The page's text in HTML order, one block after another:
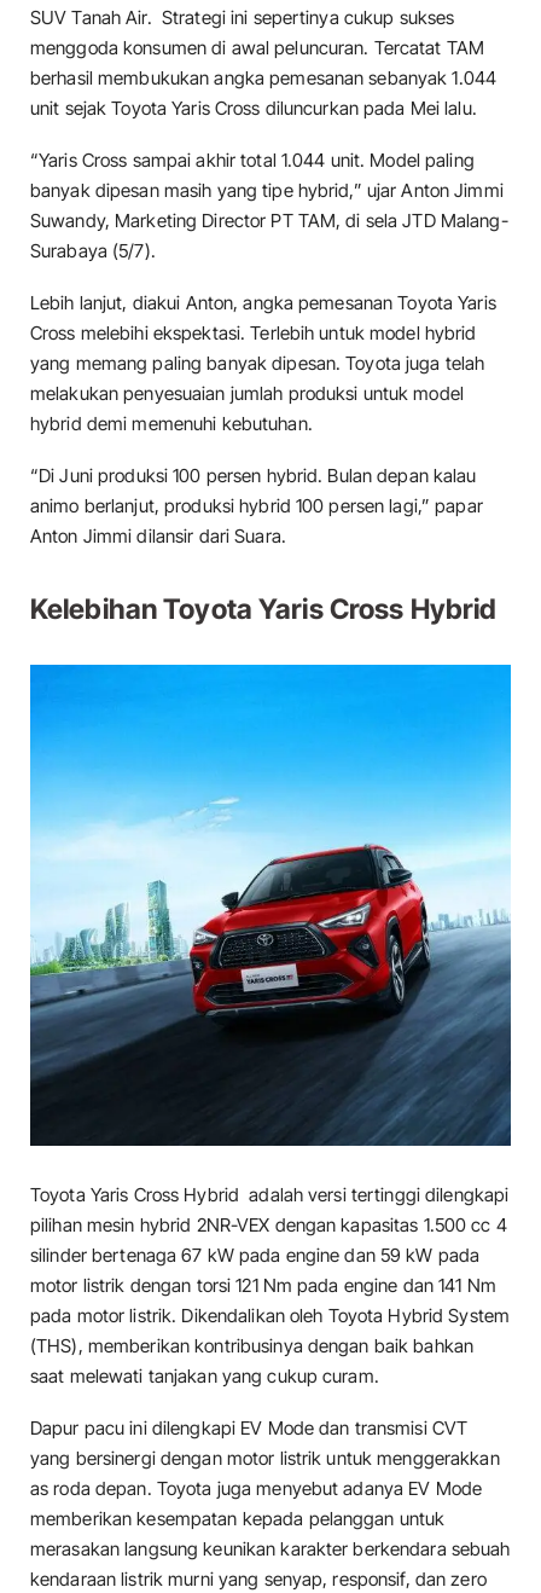
SUV Tanah Air. Strategi ini sepertinya cukup sukses
menggoda konsumen di awal peluncuran. Tercatat TAM
berhasil membukukan angka pemesanan sebanyak 1.044
unit sejak Toyota Yaris Cross diluncurkan pada Mei lalu.
“Yaris Cross sampai akhir total 1.044 unit. Model paling
banyak dipesan masih yang tipe hybrid,” ujar Anton Jimmi
Suwandy, Marketing Director PT TAM, di sela JTD Malang-
Surabaya (5/7).
Lebih lanjut, diakui Anton, angka pemesanan Toyota Yaris
Cross melebihi ekspektasi. Terlebih untuk model hybrid
yang memang paling banyak dipesan. Toyota juga telah
melakukan penyesuaian jumlah produksi untuk model
hybrid demi memenuhi kebutuhan.
“Di Juni produksi 100 persen hybrid. Bulan depan kalau
animo berlanjut, produksi hybrid 100 persen lagi,” papar
Anton Jimmi dilansir dari Suara.
Kelebihan Toyota Yaris Cross Hybrid
Toyota Yaris Cross Hybrid adalah versi tertinggi dilengkapi
pilihan mesin hybrid 2NR-VEX dengan kapasitas 1.500 cc 4
silinder bertenaga 67 kW pada engine dan 59 kW pada
motor listrik dengan torsi 121 Nm pada engine dan 141 Nm
pada motor listrik. Dikendalikan oleh Toyota Hybrid System
(THS), memberikan kontribusinya dengan baik bahkan
saat melewati tanjakan yang cukup curam.
Dapur pacu ini dilengkapi EV Mode dan transmisi CVT
yang bersinergi dengan motor listrik untuk menggerakkan
as roda depan. Toyota juga menyebut adanya EV Mode
memberikan kesempatan kepada pelanggan untuk
merasakan langsung keunikan karakter berkendara sebuah
kendaraan listrik murni yang senyap, responsif, dan zero